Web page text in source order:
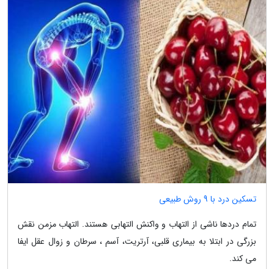
تسکین درد با 9 روش طبیعی
تمام دردها ناشی از التهاب و واکنش التهابی هستند. التهاب مزمن نقش
بزرگی در ابتلا به بیماری قلبی، آرتریت، آسم ، سرطان و زوال عقل ایفا
می کند.